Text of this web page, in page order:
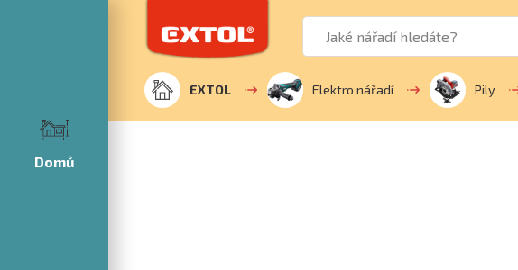
Domů
EXTOL Elektro nářadí Pily